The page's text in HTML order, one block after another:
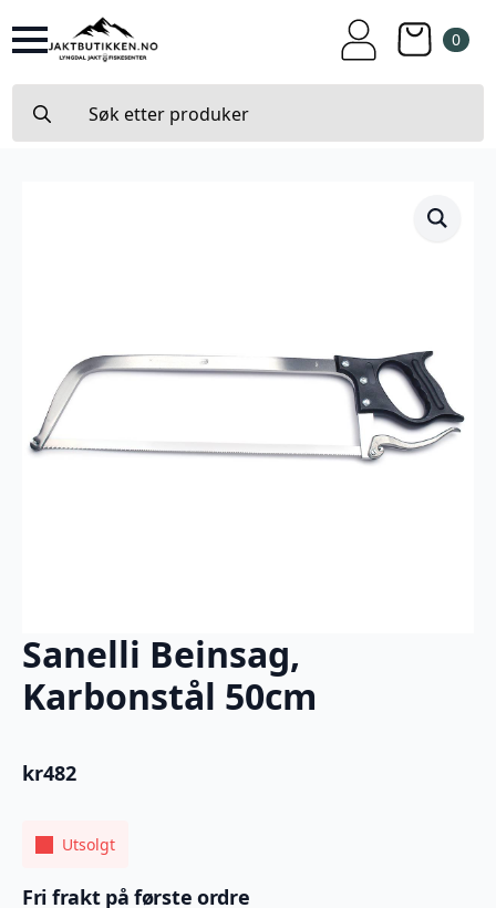
0
for:
Sanelli Beinsag,
Karbonstål 50cm
kr482
Utsolgt
Fri frakt på første ordre